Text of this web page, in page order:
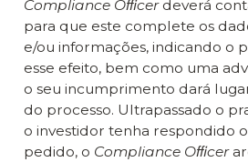
Compliance Oﬃcerdeverá
para que este complete os
e/ou informações, indicando o
esse efeito, bem como uma
o seu incumprimento dará
do processo. Ultrapassado o
o investidor tenha respondido
pedido, o Compliance Oﬃcer